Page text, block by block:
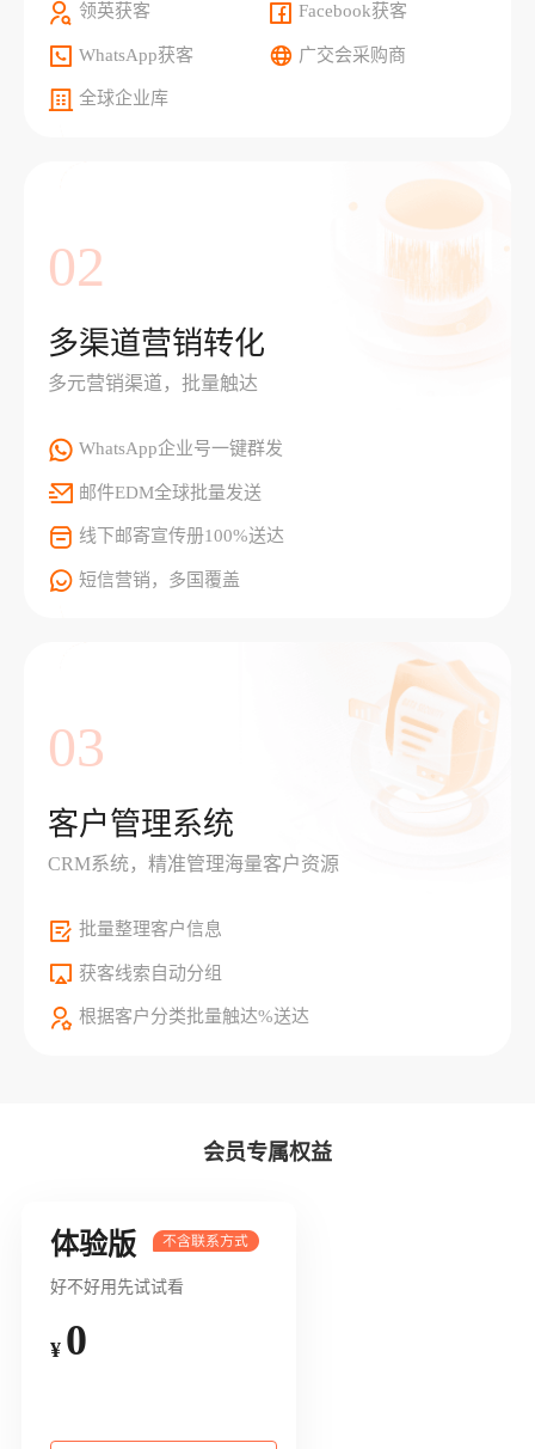
领英获客 Facebook获客
WhatsApp获客 广交会采购商
全球企业库
02
多渠道营销转化
多元营销渠道，批量触达
WhatsApp企业号一键群发
邮件EDM全球批量发送
线下邮寄宣传册100%送达
短信营销，多国覆盖
03
客户管理系统
CRM系统，精准管理海量客户资源
批量整理客户信息
获客线索自动分组
根据客户分类批量触达%送达
会员专属权益
体验版
好不好用先试试看
¥ 0